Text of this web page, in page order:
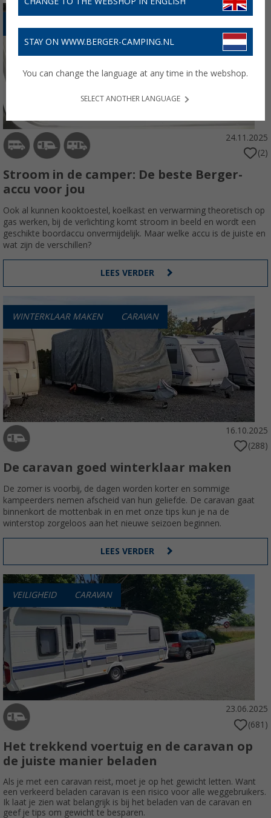
24.11.2025
(2)
Stroom in de camper: De beste Berger-
accu voor jou
Ook al kunnen kooktoestel, koelkast en verwarming theoretisch op
gas werken, bij de verlichting komt stroom in beeld en wordt een
geschikte boordaccu onvermijdelijk. Maar welke accu is de juiste en
wat zijn de verschillen?
LEES VERDER
WINTERKLAAR MAKEN CARAVAN
16.10.2025
(288)
De caravan goed winterklaar maken
De zomer is voorbij, de dagen worden korter en sommige
kampeerders nemen afscheid van hun geliefde. De caravan gaat
binnenkort de mottenbak in en met onze tips kun je na de
winterstop zorgeloos aan het nieuwe seizoen beginnen.
LEES VERDER
VEILIGHEID CARAVAN
23.06.2025
(681)
Het trekkend voertuig en de caravan op
de juiste manier beladen
Als je met een caravan reist, moet je op het gewicht letten. Want
een verkeerd beladen caravan is een risico voor alle weggebruikers.
Ik laat je zien wat belangrijk is bij het beladen van de caravan en
geef je tips om gewicht te besparen.
STAY ON WWW.BERGER-CAMPING.NL
You can change the language at any time in the webshop.
SELECT ANOTHER LANGUAGE